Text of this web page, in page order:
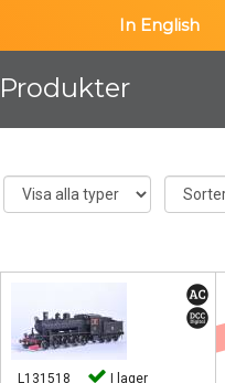
In English
Produkter
L131518 I lager